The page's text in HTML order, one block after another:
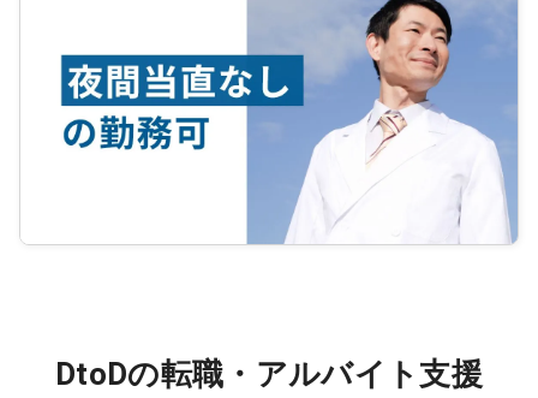
DtoDの転職・アルバイト支援